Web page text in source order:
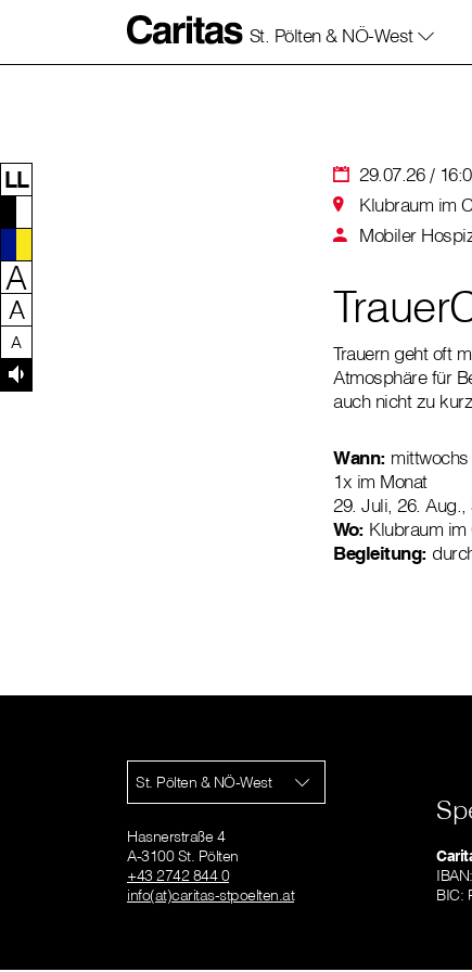
Zum Inhalt dieser Seite
Zur Navigation
Zum Footer dieser Seite
St. Pölten & NÖ-West
LL
A
A
A
29.07.26 /
Klubraum im
Mobiler
Trauern geht oft
Atmosphäre für
auch nicht zu kurz
Wann:
1x im Monat
29. Juli, 26.
Wo: Klubraum
Begleitung:
St. Pölten & NÖ-West
Hasnerstraße 4
A-3100 St. Pölten
+43 2742 844 0
info(at)caritas-stpoelten.at
BIC: